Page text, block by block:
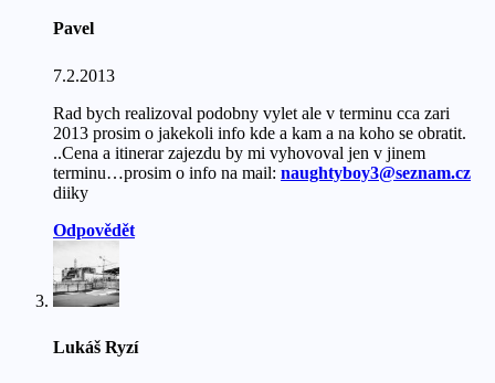
Pavel
7.2.2013
Rad bych realizoval podobny vylet ale v terminu cca zari
2013 prosim o jakekoli info kde a kam a na koho se obratit.
..Cena a itinerar zajezdu by mi vyhovoval jen v jinem
terminu…prosim o info na mail: naughtyboy3@seznam.cz
diiky
Odpovědět
Lukáš Ryzí